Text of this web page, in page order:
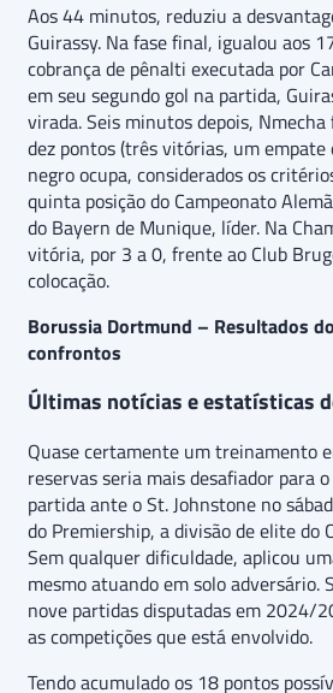
Aos 44 minutos, reduziu a
Guirassy. Na fase final, igualou aos
cobrança de pênalti executada por
em seu segundo gol na partida,
virada. Seis minutos depois,
dez pontos (três vitórias, um
negro ocupa, considerados os
quinta posição do Campeonato
do Bayern de Munique, líder. Na
vitória, por 3 a 0, frente ao Club
colocação.
Borussia Dortmund – Resultados
confrontos
Últimas notícias e estatísticas
Quase certamente um treinamento
reservas seria mais desafiador para
partida ante o St. Johnstone no
do Premiership, a divisão de elite do
Sem qualquer dificuldade, aplicou
mesmo atuando em solo adversário.
nove partidas disputadas em 2024/
as competições que está envolvido.
Tendo acumulado os 18 pontos